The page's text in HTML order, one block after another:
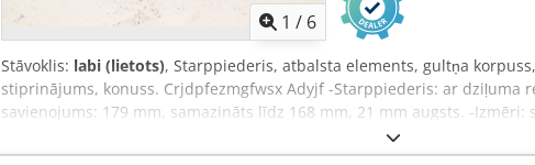
1 / 6
Stāvoklis: labi (lietots), Starppiederis, atbalsta elements, gultņa
stiprinājums, konuss. Crjdpfezmgfwsx Adyjf -Starppiederis: ar dziļuma
savienojums: 179 mm, samazināts līdz 168 mm, 21 mm augsts. -